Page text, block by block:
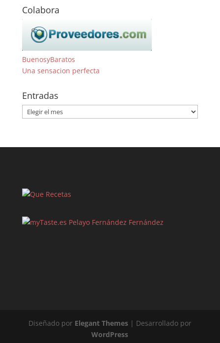
Colabora
BuenosyBaratos
Una sensacion perfecta
Entradas
Entradas
Pelayo Fernández Fernández
Diseñado por Elegant Themes| Desarrollado por
WordPress